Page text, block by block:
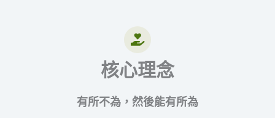
核心理念
有所不為，然後能有所為